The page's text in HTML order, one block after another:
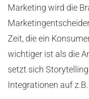
Marketing wird die
Zeit, die ein
wichtiger ist als die
setzt sich
Integrationen auf